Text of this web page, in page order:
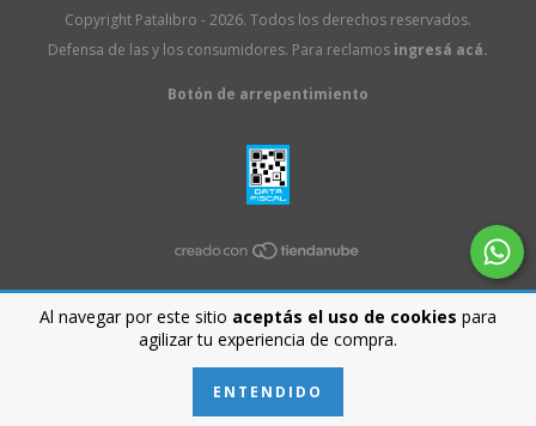
Al navegar por este sitio aceptás el uso de cookies para
agilizar tu experiencia de compra.
ENTENDIDO
Copyright Patalibro - 2026. Todos los derechos reservados.
Defensa de las y los consumidores. Para reclamos ingresá acá.
Botón de arrepentimiento